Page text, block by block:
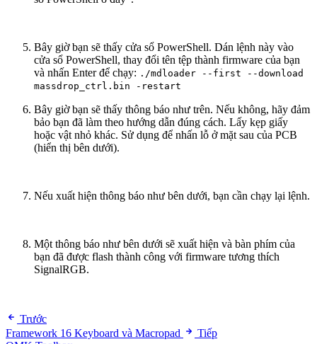
Bây giờ bạn sẽ thấy cửa sổ PowerShell. Dán lệnh này vào
cửa sổ PowerShell, thay đổi tên tệp thành firmware của bạn
và nhấn Enter để chạy: ./mdloader --first --download
massdrop_ctrl.bin -restart
Bây giờ bạn sẽ thấy thông báo như trên. Nếu không, hãy đảm
bảo bạn đã làm theo hướng dẫn đúng cách. Lấy kẹp giấy
hoặc vật nhỏ khác. Sử dụng để nhấn lỗ ở mặt sau của PCB
(hiển thị bên dưới).
Nếu xuất hiện thông báo như bên dưới, bạn cần chạy lại lệnh.
Một thông báo như bên dưới sẽ xuất hiện và bàn phím của
bạn đã được flash thành công với firmware tương thích
SignalRGB.
Trước
Framework 16 Keyboard và Macropad
Tiếp